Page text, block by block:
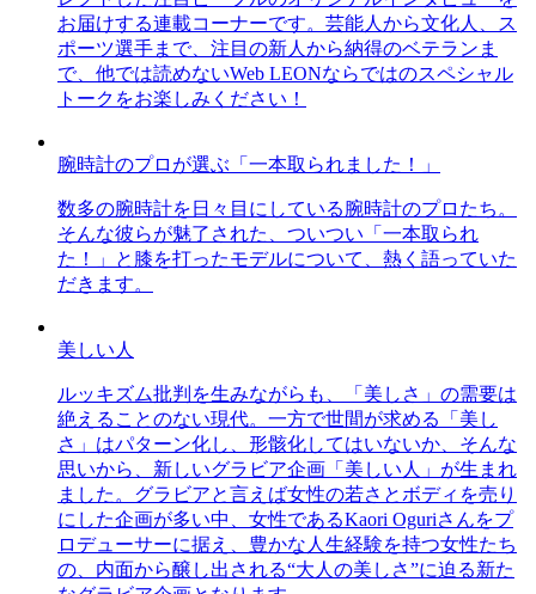
お届けする連載コーナーです。芸能人から文化人、ス
ポーツ選手まで、注目の新人から納得のベテランま
で、他では読めないWeb LEONならではのスペシャル
トークをお楽しみください！
腕時計のプロが選ぶ「一本取られました！」
数多の腕時計を日々目にしている腕時計のプロたち。
そんな彼らが魅了された、ついつい「一本取られ
た！」と膝を打ったモデルについて、熱く語っていた
だきます。
美しい人
ルッキズム批判を生みながらも、「美しさ」の需要は
絶えることのない現代。一方で世間が求める「美し
さ」はパターン化し、形骸化してはいないか、そんな
思いから、新しいグラビア企画「美しい人」が生まれ
ました。グラビアと言えば女性の若さとボディを売り
にした企画が多い中、女性であるKaori Oguriさんをプ
ロデューサーに据え、豊かな人生経験を持つ女性たち
の、内面から醸し出される“大人の美しさ”に迫る新た